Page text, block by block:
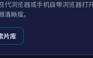
代浏览器或手机自带浏览器打
清晰度。
片库